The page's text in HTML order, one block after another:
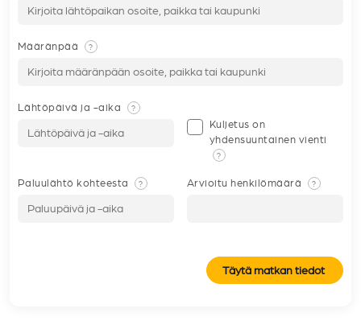
Määränpää ?
Lähtöpäivä ja -aika ?
Kuljetus on
yhdensuuntainen vienti
?
Paluulähtö kohteesta ? Arvioitu henkilömäärä ?
Täytä matkan tiedot